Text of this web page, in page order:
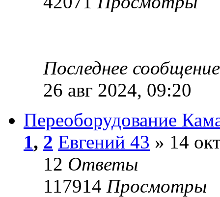
Последнее
26 авг 2024, 09:20
Переоборудование
1, 2 Евгений 43 » 14
12 Ответы
117914 Просмотры